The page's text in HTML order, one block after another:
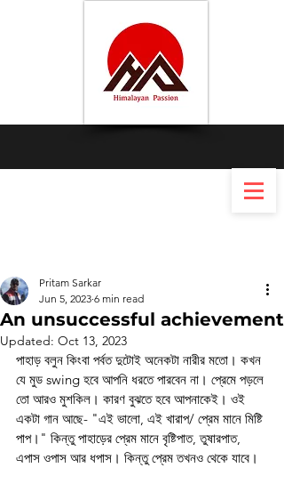
An unsuccessful achievement
Pritam Sarkar
Jun 5, 2023 6 min read
Updated: Oct 13, 2023
পাহাড় বলুন কিংবা পর্বত দুটোই অনেকটা নারীর মতো। কখন
যে মুড swing হবে আপনি ধরতে পারবেন না। প্রেমে পড়লে
তো আরও মুশকিল। কারণ বুঝতে হবে আপনাকেই। ওই
একটা গান আছে- "এই ভালো, এই খারাপ/ প্রেম মানে মিষ্টি
পাপ।" কিন্তু পাহাড়ের প্রেম মানে বৃষ্টিপাত, তুষারপাত,
এপাস ওপাস আর ধপাস। কিন্তু প্রেম তখনও থেকে যাবে।